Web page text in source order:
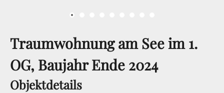
Traumwohnung am See im 1.
OG, Baujahr Ende 2024
Objektdetails